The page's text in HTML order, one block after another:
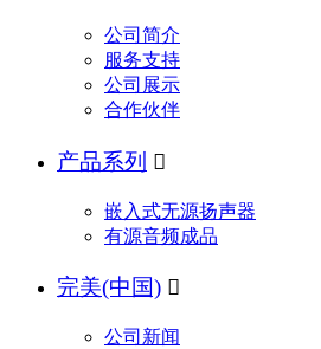
公司简介
服务支持
公司展示
合作伙伴
产品系列 
嵌入式无源扬声器
有源音频成品
完美(中国) 
公司新闻